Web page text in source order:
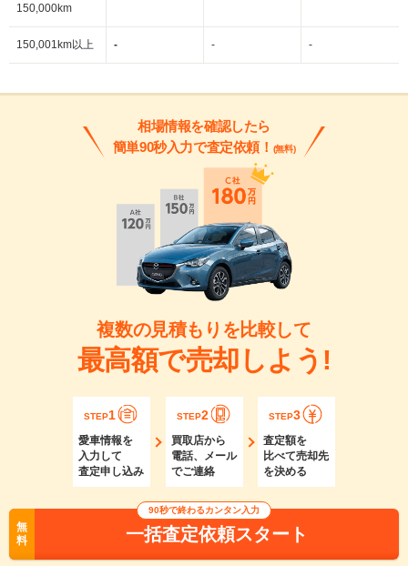
150,000km
150,001km以上 - - -
相場情報を確認したら
簡単90秒入力で査定依頼！ (無料)
複数の見積もりを比較して
最高額で売却しよう!
STEP1
愛車情報を
入力して
査定申し込み
STEP2
買取店から
電話、メール
でご連絡
STEP3
査定額を
比べて売却先
を決める
無
料
90秒で終わるカンタン入力
一括査定依頼スタート